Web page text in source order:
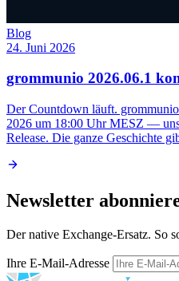
Blog
24. Juni 2026
grommunio 2026.06.1
Der Countdown läuft.
2026 um 18:00 Uhr MESZ —
Release. Die ganze Geschichte
Newsletter
Der native Exchange-Ersatz. So
Ihre E-Mail-Adresse